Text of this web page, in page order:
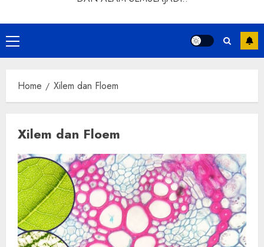
Primary
Menu
Home Xilem dan Floem
Xilem dan Floem